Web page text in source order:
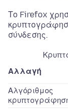
Το Firefox
σύνδεσης.
Αλλαγή
Αλγόριθμος